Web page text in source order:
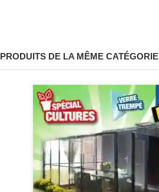
PRODUITS DE LA MÊME CATÉGORIE